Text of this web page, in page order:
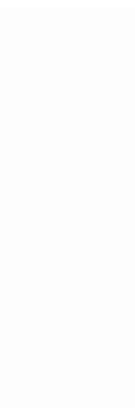
y muchas
en su entorno.